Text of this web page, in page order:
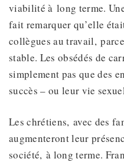
viabilité à long terme.
fait remarquer qu’elle
collègues au travail,
stable. Les obsédés de
simplement pas que des
succès – ou leur vie
Les chrétiens, avec des
augmenteront leur
société, à long terme.